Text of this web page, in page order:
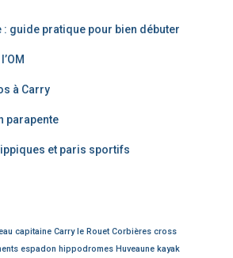
: guide pratique pour bien débuter
à Carry
parapente
et paris sportifs
capitaine Carry le Rouet Corbières cross
espadon hippodromes Huveaune kayak